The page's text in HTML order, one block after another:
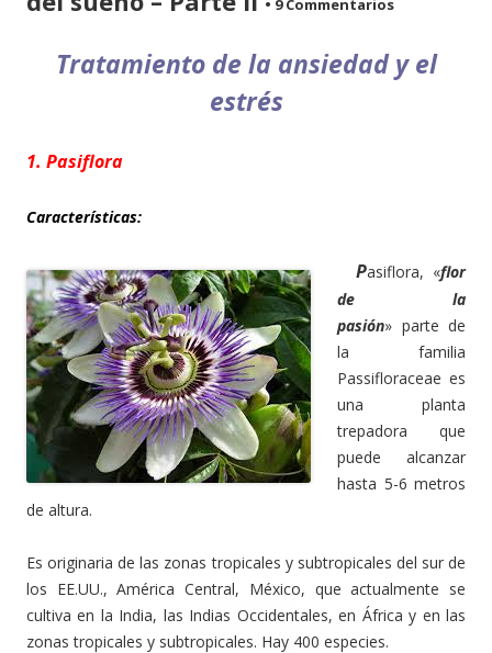
• 9 Commentarios
Tratamiento de la ansiedad y el
estrés
1. Pasiflora
Características:
Pasiflora, «flor
de la
pasión» parte de
la familia
Passifloraceae es
una planta
trepadora que
puede alcanzar
hasta 5-6 metros
de altura.
Es originaria de las zonas tropicales y subtropicales del sur de
los EE.UU., América Central, México, que actualmente se
cultiva en la India, las Indias Occidentales, en África y en las
zonas tropicales y subtropicales. Hay 400 especies.